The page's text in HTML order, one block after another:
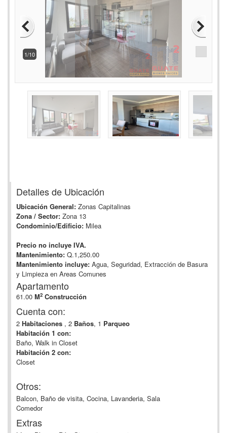
2/10
Detalles de Ubicación
Ubicación General: Zonas Capitalinas
Zona / Sector: Zona 13
Condominio/Edificio: Milea
Precio no incluye IVA.
Mantenimiento: Q.1,250.00
Mantenimiento incluye: Agua, Seguridad, Extracción de Basura
y Limpieza en Areas Comunes
Apartamento
61.00 M2 Construcción
Cuenta con:
2 Habitaciones , 2 Baños, 1 Parqueo
Habitación 1 con:
Baño, Walk in Closet
Habitación 2 con:
Closet
Otros:
Balcon, Baño de visita, Cocina, Lavanderia, Sala
Comedor
Extras